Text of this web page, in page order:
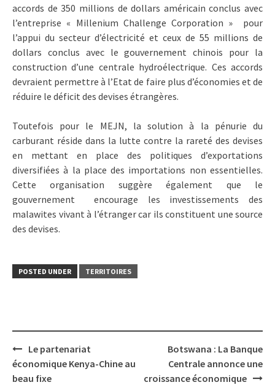
accords de 350 millions de dollars américain conclus avec
l’entreprise « Millenium Challenge Corporation » pour
l’appui du secteur d’électricité et ceux de 55 millions de
dollars conclus avec le gouvernement chinois pour la
construction d’une centrale hydroélectrique. Ces accords
devraient permettre à l’Etat de faire plus d’économies et de
réduire le déficit des devises étrangères.
Toutefois pour le MEJN, la solution à la pénurie du
carburant réside dans la lutte contre la rareté des devises
en mettant en place des politiques d’exportations
diversifiées à la place des importations non essentielles.
Cette organisation suggère également que le
gouvernement encourage les investissements des
malawites vivant à l’étranger car ils constituent une source
des devises.
POSTED UNDER TERRITOIRES
Post
navigation
Le partenariat
économique Kenya-Chine au
beau fixe
Botswana : La Banque
Centrale annonce une
croissance économique